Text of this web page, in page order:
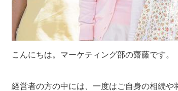
こんにちは。マーケティング部の齋藤です。
経営者の方の中には、一度はご自身の相続や